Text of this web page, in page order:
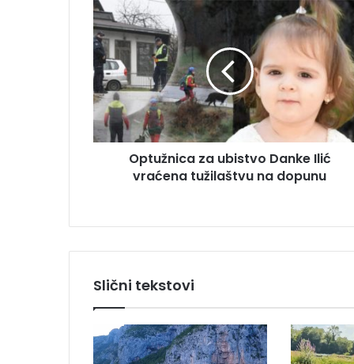
a
i
l
d
r
e
s
u
O
p
t
ž
n
i
c
a
i
o
D
n
k
Optužnica za ubistvo Danke Ilić
vraćena tužilaštvu na dopunu
Slični tekstovi